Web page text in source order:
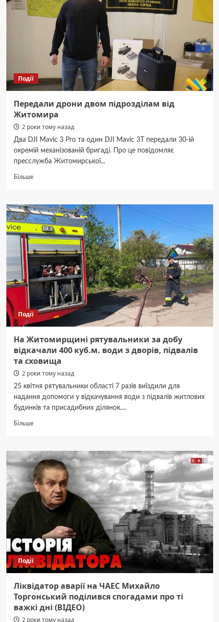
правоохоронці
вилучили
набоїв,
гранати,
та
Події
Передали дрони двом підрозділам від
Житомира
2 роки тому назад
Два DJI Mavic 3 Pro та один DJI Mavic 3T передали 30-ій
окремій механізованій бригаді. Про це повідомляє
пресслужба Житомирської...
БільшеДокладніше
дрони
двом
підрозділам
від
Житомира
Події
На Житомирщині рятувальники за добу
відкачали 400 куб.м. води з дворів, підвалів
та сховища
2 роки тому назад
25 квітня рятувальники області 7 разів виїздили для
надання допомоги у відкачування води з підвалів житлових
будинків та присадибних ділянок....
БільшеДокладніше
Житомирщині
рятувальники
за
добу
відкачали
400
куб.м.
дворів,
підвалів
та
сховища
Події
Ліквідатор аварії на ЧАЕС Михайло
Торгонський поділився спогадами про ті
важкі дні (ВІДЕО)
2 роки тому назад